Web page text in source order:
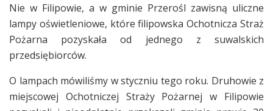
Nie w Filipowie, a w gminie Przerośl zawisną uliczne
lampy oświetleniowe, które filipowska Ochotnicza Straż
Pożarna pozyskała od jednego z suwalskich
przedsiębiorców.
O lampach mówiliśmy w styczniu tego roku. Druhowie z
miejscowej Ochotniczej Straży Pożarnej w Filipowie